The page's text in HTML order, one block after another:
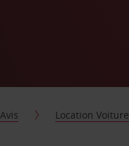
Location Voiture